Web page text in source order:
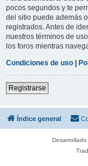
pocos segundos y te
del sitio puede además
registrados. Antes de
nuestros términos de
los foros mientras
Condiciones de uso |
Registrarse
Índice general